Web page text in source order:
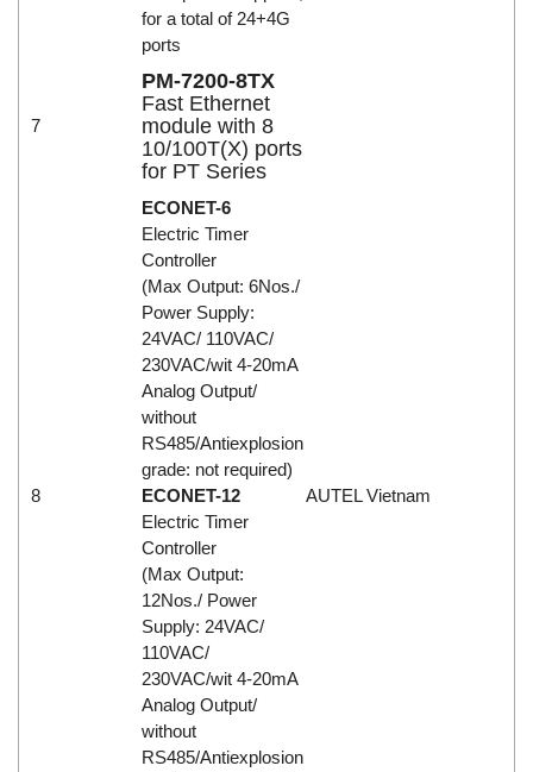
for a total of 24+4G
ports
7
PM-7200-8TX
Fast Ethernet
module with 8
10/100T(X) ports
for PT Series
8
ECONET-6
Electric Timer
Controller
(Max Output: 6Nos./
Power Supply:
24VAC/ 110VAC/
230VAC/wit 4-20mA
Analog Output/
without
RS485/Antiexplosion
grade: not required)
AUTEL Vietnam
ECONET-12
Electric Timer
Controller
(Max Output:
12Nos./ Power
Supply: 24VAC/
110VAC/
230VAC/wit 4-20mA
Analog Output/
without
RS485/Antiexplosion